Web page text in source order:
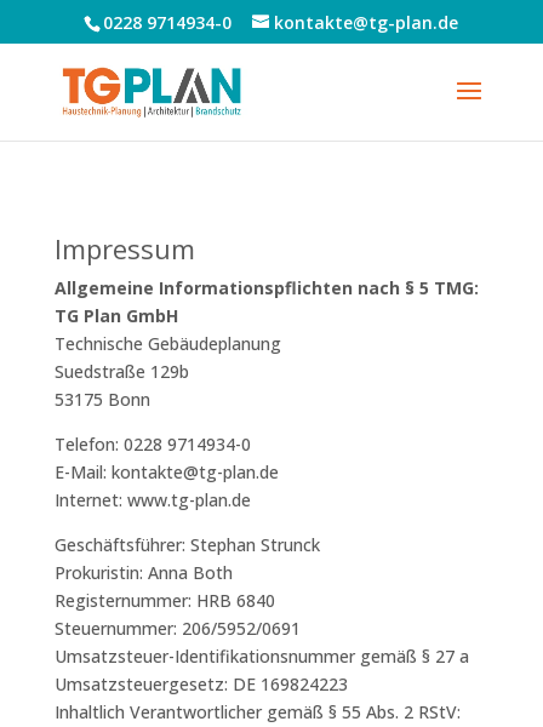
0228 9714934-0 kontakte@tg-plan.de
Impressum
Allgemeine Informationspflichten nach § 5 TMG:
TG Plan GmbH
Technische Gebäudeplanung
Suedstraße 129b
53175 Bonn
Telefon: 0228 9714934-0
E-Mail: kontakte@tg-plan.de
Internet: www.tg-plan.de
Geschäftsführer: Stephan Strunck
Prokuristin: Anna Both
Registernummer: HRB 6840
Steuernummer: 206/5952/0691
Umsatzsteuer-Identifikationsnummer gemäß § 27 a
Umsatzsteuergesetz: DE 169824223
Inhaltlich Verantwortlicher gemäß § 55 Abs. 2 RStV: